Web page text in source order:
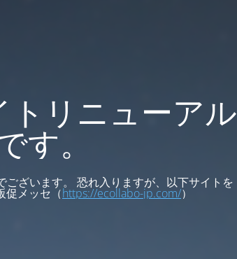
トリニューアル
す。
ざいます。 恐れ入りますが、以下サイトを
促メッセ（https://ecollabo-jp.com/）